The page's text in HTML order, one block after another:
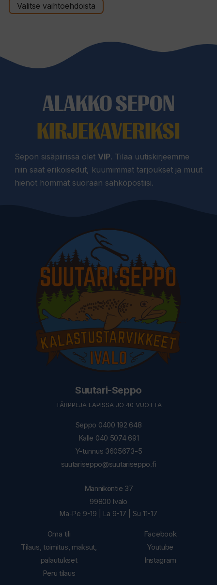
-
Valitse vaihtoehdoista
ALAKKO SEPON
KIRJEKAVERIKSI
Sepon sisäpiirissä olet VIP. Tilaa uutiskirjeemme
niin saat erikoisedut, kuumimmat tarjoukset ja muut
hienot hommat suoraan sähköpostiisi.
Suutari-Seppo
TÄRPPEJÄ LAPISSA JO 40 VUOTTA
Seppo 0400 192 648
Kalle 040 5074 691
Y-tunnus 3605673-5
suutariseppo@suutariseppo.fi
Oma tili
Tilaus, toimitus, maksut,
palautukset
Peru tilaus
Männiköntie 37
99800 Ivalo
Ma-Pe 9-19 | La 9-17 | Su 11-17
Facebook
Youtube
Instagram